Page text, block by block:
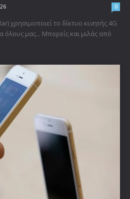
0
χρησιμοποιεί το δίκτυο κινητής 4G
όλους μας... Μπορείς και μιλάς από